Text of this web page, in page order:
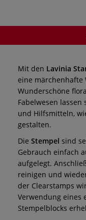
Mit den Lavinia
eine märchenhafte
Wunderschöne
Fabelwesen
und Hilfsmitteln,
gestalten.
Die Stempel sind
Gebrauch einfach
aufgelegt.
reinigen und
der Clearstamps
Verwendung eines
Stempelblocks